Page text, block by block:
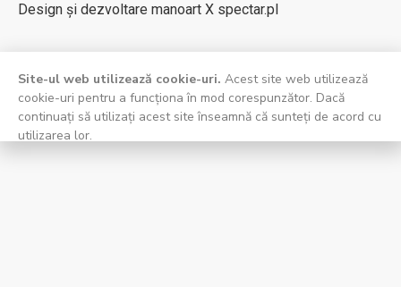
Design și dezvoltare manoart X spectar.pl
Site-ul web utilizează cookie-uri. Acest site web utilizează
cookie-uri pentru a funcționa în mod corespunzător. Dacă
continuați să utilizați acest site înseamnă că sunteți de acord cu
utilizarea lor.